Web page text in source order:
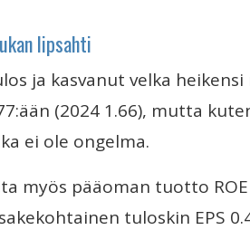
lipsahti
ja kasvanut velka
(2024 1.66), mutta
ei ole ongelma.
myös pääoman tuotto
tuloskin EPS